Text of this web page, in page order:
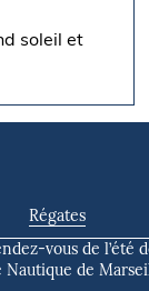
soleil et
Régates